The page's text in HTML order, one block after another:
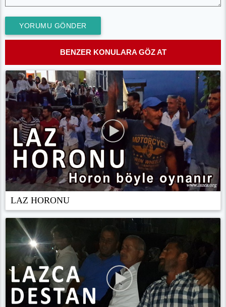
YORUMU GÖNDER
BENZER KONULARA GÖZ AT
LAZ HORONU